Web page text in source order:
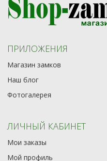
ПРИЛОЖЕНИЯ
Магазин замков
Наш блог
Фотогалерея
ЛИЧНЫЙ КАБИНЕТ
Мои заказы
Мой профиль